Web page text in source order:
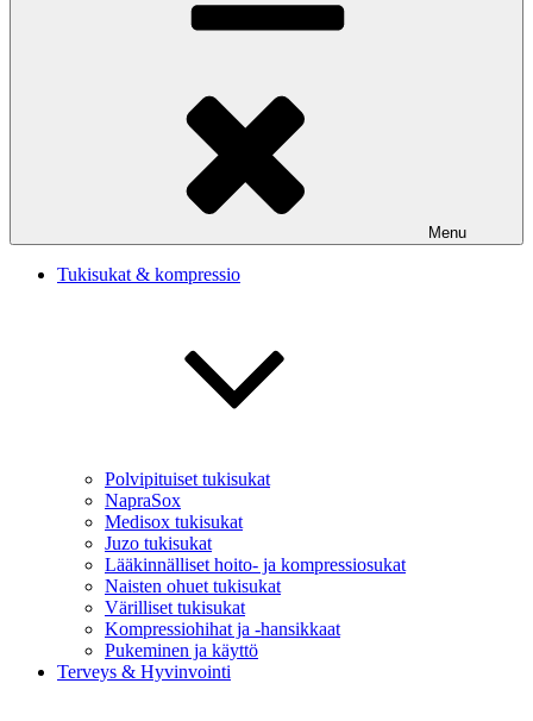
Menu
Tukisukat & kompressio
Polvipituiset tukisukat
NapraSox
Medisox tukisukat
Juzo tukisukat
Lääkinnälliset hoito- ja kompressiosukat
Naisten ohuet tukisukat
Värilliset tukisukat
Kompressiohihat ja -hansikkaat
Pukeminen ja käyttö
Terveys & Hyvinvointi